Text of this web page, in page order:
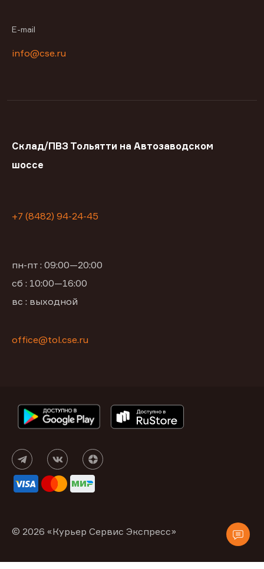
E-mail
info@cse.ru
Склад/ПВЗ Тольятти на Автозаводском
шоссе
+7 (8482) 94-24-45
пн-пт : 09:00—20:00
сб : 10:00—16:00
вс : выходной
office@tol.cse.ru
© 2026 «Курьер Сервис Экспресс»